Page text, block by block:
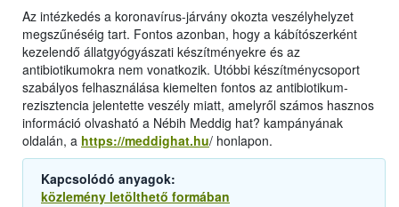
Az intézkedés a koronavírus-járvány okozta veszélyhelyzet
megszűnéséig tart. Fontos azonban, hogy a kábítószerként
kezelendő állatgyógyászati készítményekre és az
antibiotikumokra nem vonatkozik. Utóbbi készítménycsoport
szabályos felhasználása kiemelten fontos az antibiotikum-
rezisztencia jelentette veszély miatt, amelyről számos hasznos
információ olvasható a Nébih Meddig hat? kampányának
oldalán, a https://meddighat.hu/ honlapon.
Kapcsolódó anyagok:
közlemény letölthető formában